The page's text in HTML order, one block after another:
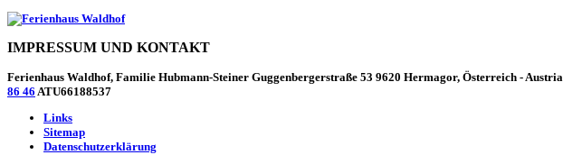
IMPRESSUM UND KONTAKT
Ferienhaus Waldhof, Familie Hubmann-Steiner Guggenbergerstraße 53 9620 Hermagor, Österreich - Austria
86 46 ATU66188537
Links
Sitemap
Datenschutzerklärung